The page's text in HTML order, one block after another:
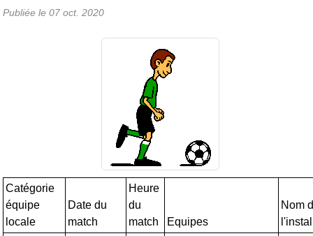
Publiée le 07 oct. 2020
Catégorie
équipe
locale
Date du
match
Heure
du
match
Equipes
Nom